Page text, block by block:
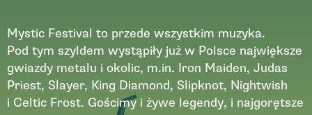
Mystic Festival to przede wszystkim muzyka.
Pod tym szyldem wystąpiły już w Polsce największe
gwiazdy metalu i okolic, m.in. Iron Maiden, Judas
Priest, Slayer, King Diamond, Slipknot, Nightwish
i Celtic Frost. Gościmy i żywe legendy, i najgorętsze